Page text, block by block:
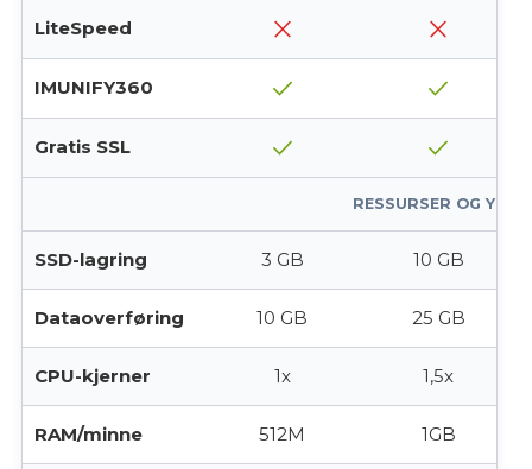
LiteSpeed close close
IMUNIFY360 check check
Gratis SSL check check
RESSURSER OG
SSD-lagring 3 GB 10 GB
Dataoverføring 10 GB 25 GB
CPU-kjerner 1x 1,5x
RAM/minne 512M 1GB